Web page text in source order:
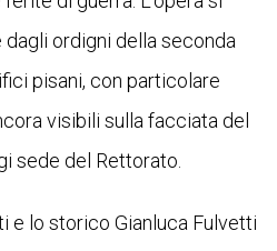
ordigni della seconda
pisani, con particolare
visibili sulla facciata del
sede del Rettorato.
e lo storico Gianluca Fulvetti